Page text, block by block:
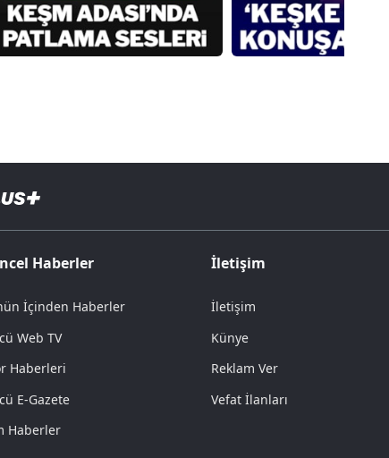
Haberler
İçinden Haberler
Web TV
Haberleri
E-Gazete
Haberler
İletişim
İletişim
Künye
Reklam Ver
Vefat İlanları